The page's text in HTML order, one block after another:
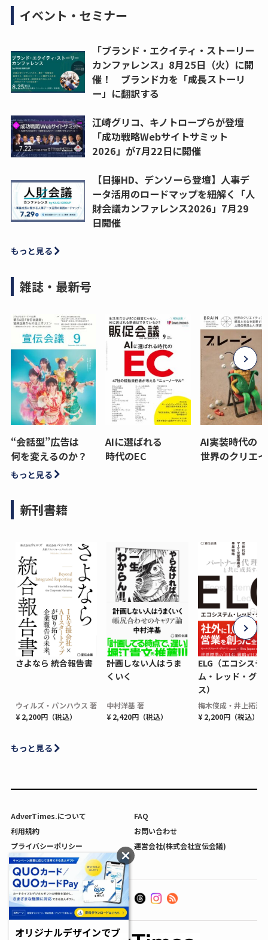
イベント・セミナー
「ブランド・エクイティ・ストーリー
カンファレンス」8月25日（火）に開
催！ ブランド力を「成長ストーリ
ー」に翻訳する
江崎グリコ、キノトロープらが登壇
「成功戦略Webサイトサミット
2026」が7月22日に開催
【日揮HD、デンソーら登壇】人事デ
ータ活用のロードマップを紐解く「人
財会議カンファレンス2026」7月29
日開催
もっと見る
雑誌・最新号
“会話型”広告は
何を変えるのか？
AIに選ばれる
時代のEC
AI実装時代の
世界のクリエ
もっと見る
新刊書籍
さよなら 統合報告書
ウィルズ・パンハウス 著
¥ 2,200円（税込）
計画しない人はうま
くいく
中村洋基 著
¥ 2,420円（税込）
ELG（エコシステ
ム・レッド・グロ
ス）
梅木俊成・井上拓海
¥ 2,200円（税込）
もっと見る
AdverTimes.について
FAQ
利用規約
お問い合わせ
プライバシーポリシー
運営会社(株式会社宣伝会議)
利用者情報の外部送信について
オリジナルデザインでブ